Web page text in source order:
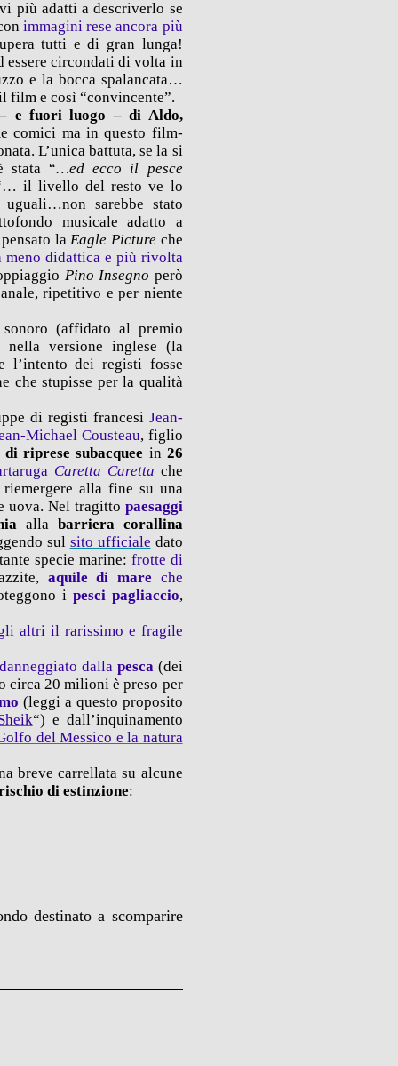
più adatti a descriverlo se
immagini rese ancora più
tutti e di gran lunga!
essere circondati di volta in
e la bocca spalancata…
film e così “convincente”.
e fuori luogo – di Aldo,
comici ma in questo film-
L’unica battuta, se la si
stata “…ed ecco il pesce
il livello del resto ve lo
uguali…non sarebbe stato
musicale adatto a
laEagle Picture che
meno didattica e più rivolta
Pino Insegno però
ripetitivo e per niente
(affidato al premio
versione inglese (la
l’intento dei registi fosse
che stupisse per la qualità
di registi francesi Jean-
Michael Cousteau, figlio
riprese subacquee in 26
Caretta Caretta che
alla fine su una
uova. Nel tragitto paesaggi
alla barriera corallina
sul sito ufficiale dato
specie marine: frotte di
aquile di mare che
i pesci pagliaccio,
altri il rarissimo e fragile
dalla pesca (dei
circa 20 milioni è preso per
(leggi a questo proposito
“) e dall’inquinamento
del Messico e la natura
breve carrellata su alcune
di estinzione:
destinato a scomparire